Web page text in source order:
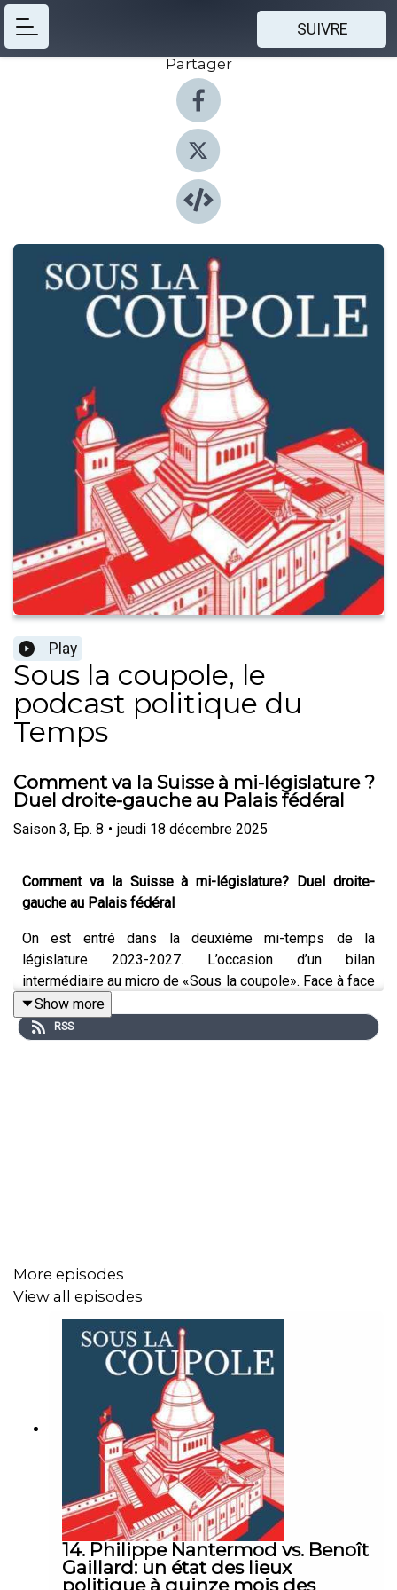
SUIVRE
Partager
Play
Sous la coupole, le
podcast politique du
Temps
Comment va la Suisse à mi-législature ?
Duel droite-gauche au Palais fédéral
Saison 3, Ep. 8 • jeudi 18 décembre 2025
Comment va la Suisse à mi-législature? Duel droite-
gauche au Palais fédéral
On est entré dans la deuxième mi-temps de la
législature 2023-2027. L’occasion d’un bilan
intermédiaire au micro de «Sous la coupole». Face à face
entre un conseiller national de droite et un conseiller aux
Etats de gauche: l’UDC fribourgeois Nicolas Kolly et le
socialiste neuchâtelois Baptiste Hurni au micro de
Show more
RSS
More episodes
View all episodes
14. Philippe Nantermod vs. Benoît
Gaillard: un état des lieux
politique à quinze mois des